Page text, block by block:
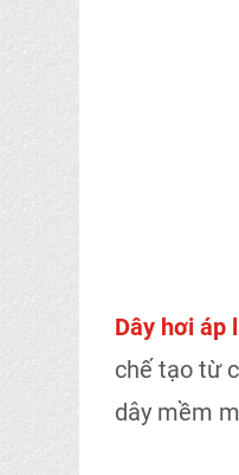
Dây hơi áp
chế tạo từ
dây mềm